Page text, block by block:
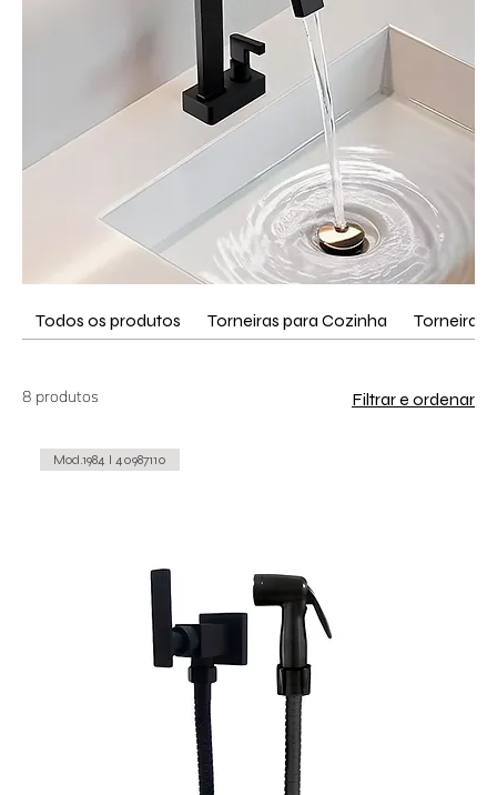
Todos os produtos Torneiras para Cozinha Torneira
8 produtos Filtrar e ordenar
Mod.1984 I 40987110